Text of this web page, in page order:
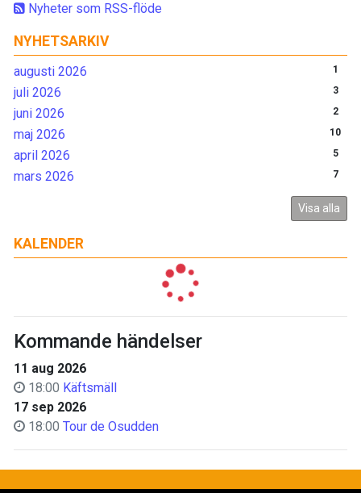
Nyheter som RSS-flöde
NYHETSARKIV
augusti 2026 1
juli 2026 3
juni 2026 2
maj 2026 10
april 2026 5
mars 2026 7
Visa alla
KALENDER
Kommande händelser
11 aug 2026
18:00 Käftsmäll
17 sep 2026
18:00 Tour de Osudden